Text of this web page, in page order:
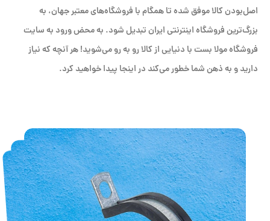
اصل‌بودن کالا موفق شده تا همگام با فروشگاه‌های معتبر جهان، به
بزرگ‌ترین فروشگاه اینترنتی ایران تبدیل شود. به محض ورود به سایت
فروشگاه مولا بست با دنیایی از کالا رو به رو می‌شوید! هر آنچه که نیاز
دارید و به ذهن شما خطور می‌کند در اینجا پیدا خواهید کرد.